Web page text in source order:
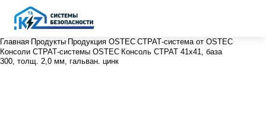
Главная Продукты Продукция OSTEC СТРАТ-система от OSTEC
Консоли СТРАТ-системы OSTEC Консоль СТРАТ 41х41, база
300, толщ. 2,0 мм, гальван. цинк